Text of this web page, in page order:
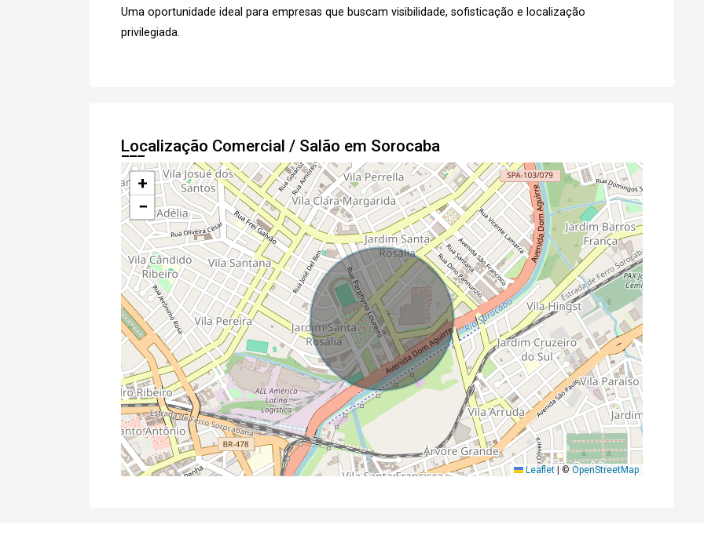
Uma oportunidade ideal para empresas que buscam visibilidade, sofisticação e localização
privilegiada.
Localização Comercial / Salão em Sorocaba
+
−
Leaflet |©OpenStreetMap
Concordo com os
Termos
e